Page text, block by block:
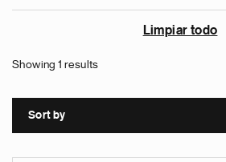
Limpiar todo
Showing 1 results
Sort by